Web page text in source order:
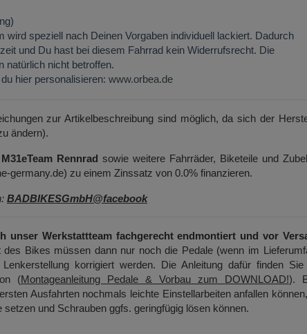
wird speziell nach Deinen Vorgaben individuell lackiert. Dadurch
und Du hast bei diesem Fahrrad kein Widerrufsrecht. Die
natürlich nicht betroffen.
hier personalisieren: www.orbea.de
zur Artikelbeschreibung sind möglich, da sich der
ändern).
Rennrad sowie weitere Fahrräder, Biketeile und
germany.de) zu einem Zinssatz von 0.0% finanzieren.
BADBIKESGmbH@facebook
unser Werkstattteam fachgerecht endmontiert und vor
des Bikes müssen dann nur noch die Pedale (wenn im
korrigiert werden. Die Anleitung dafür finden Sie
(Montageanleitung Pedale & Vorbau zum DOWNLOAD!).
Ausfahrten nochmals leichte Einstellarbeiten anfallen
und Schrauben ggfs. geringfügig lösen können.